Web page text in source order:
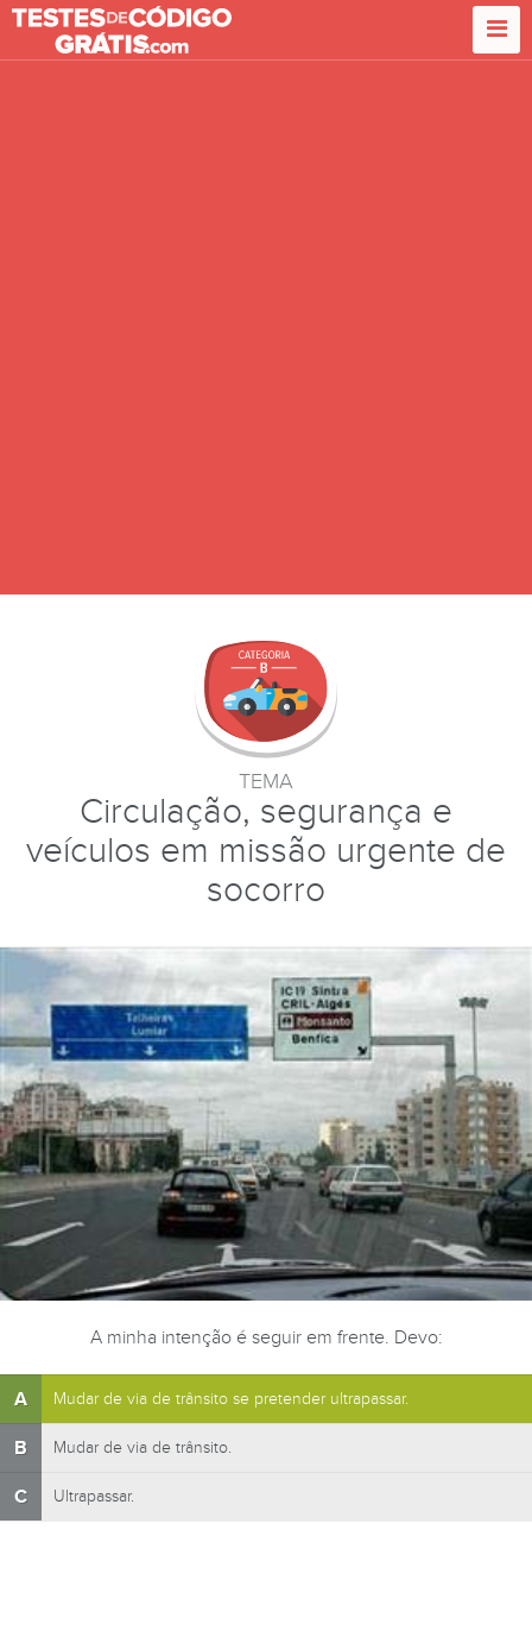
TEMA
Circulação, segurança e
veículos em missão urgente de
socorro
A minha intenção é seguir em frente. Devo:
A Mudar de via de trânsito se pretender ultrapassar.
B Mudar de via de trânsito.
C Ultrapassar.